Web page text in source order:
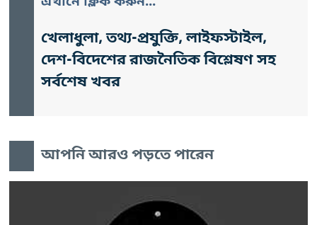
খেলাধুলা, তথ্য-প্রযুক্তি, লাইফস্টাইল,
দেশ-বিদেশের রাজনৈতিক বিশ্লেষণ সহ
সর্বশেষ খবর
আপনি আরও পড়তে পারেন